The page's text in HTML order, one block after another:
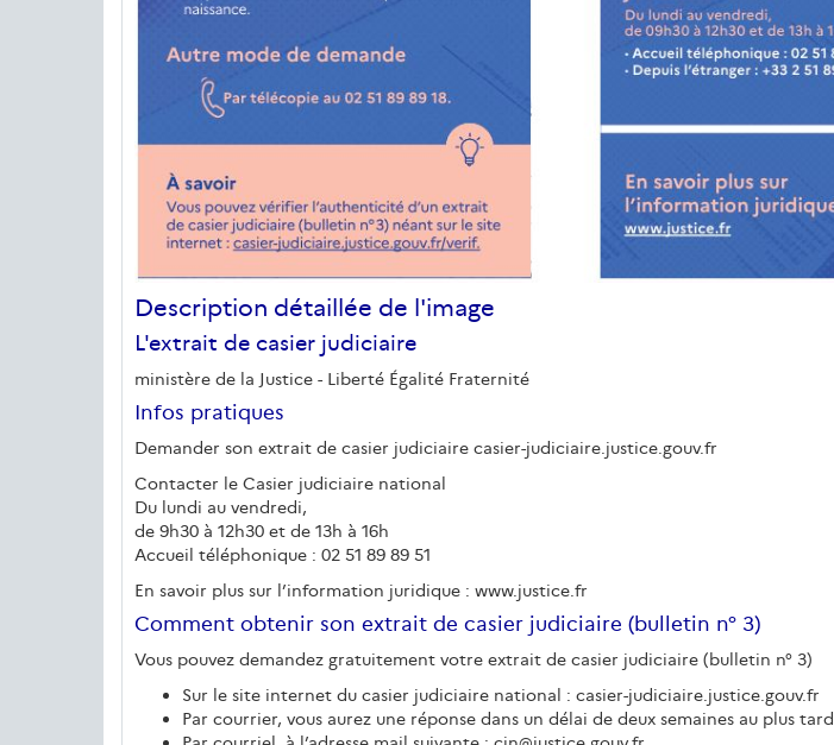
Description détaillée de l'image
L'extrait de casier judiciaire
ministère de la Justice - Liberté Égalité Fraternité
Infos pratiques
Demander son extrait de casier judiciaire casier-judiciaire.justice.gouv.fr
Contacter le Casier judiciaire national
Du lundi au vendredi,
de 9h30 à 12h30 et de 13h à 16h
Accueil téléphonique : 02 51 89 89 51
En savoir plus sur l’information juridique : www.justice.fr
Comment obtenir son extrait de casier judiciaire (bulletin n° 3)
Vous pouvez demandez gratuitement votre extrait de casier judiciaire (bulletin n° 3)
Sur le site internet du casier judiciaire national : casier-judiciaire.justice.gouv.fr
Par courrier, vous aurez une réponse dans un délai de deux semaines au plus tard